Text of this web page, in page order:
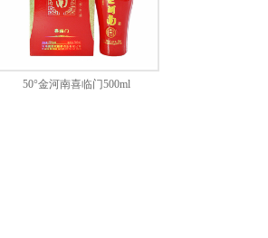
50°金河南喜临门500ml